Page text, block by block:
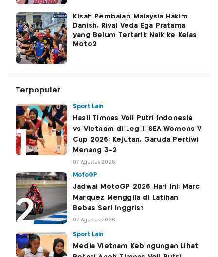
Kisah Pembalap Malaysia Hakim
Danish, Rival Veda Ega Pratama
yang Belum Tertarik Naik ke Kelas
Moto2
Terpopuler
Sport Lain
Hasil Timnas Voli Putri Indonesia
vs Vietnam di Leg II SEA Womens V
Cup 2026: Kejutan, Garuda Pertiwi
Menang 3-2
07 Agustus 2026
MotoGP
Jadwal MotoGP 2026 Hari Ini: Marc
Marquez Menggila di Latihan
Bebas Seri Inggris?
07 Agustus 2026
Sport Lain
Media Vietnam Kebingungan Lihat